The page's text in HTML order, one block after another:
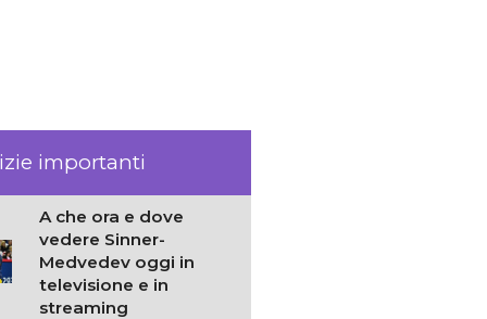
importanti
A che ora e dove
vedere Sinner-
Medvedev oggi in
televisione e in
streaming